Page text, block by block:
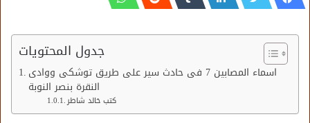
جدول المحتويات
اسماء المصابين 7 فى حادث سير على طريق توشكى ووادى
النقرة بنصر النوبة
كتب خالد شاطر